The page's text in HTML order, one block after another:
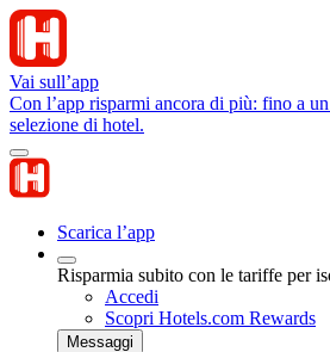
Vai sull’app
Con l’app risparmi ancora di più: fino a
selezione di hotel.
Scarica l’app
Risparmia subito con le tariffe per
Accedi
Scopri Hotels.com Rewards
Messaggi